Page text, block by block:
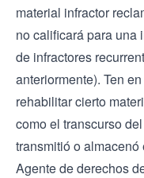
material infractor
no calificará para una
de infractores
anteriormente). Ten
rehabilitar cierto
como el transcurso
transmitió o almacenó
Agente de derechos